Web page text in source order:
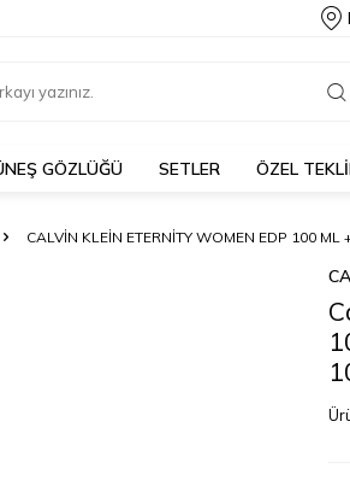
GÖZLÜĞÜ SETLER ÖZEL
CALVIN KLEIN ETERNITY WOMEN EDP 100